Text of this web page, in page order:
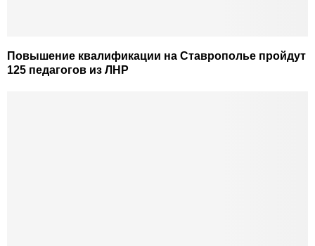
Повышение квалификации на Ставрополье пройдут
125 педагогов из ЛНР